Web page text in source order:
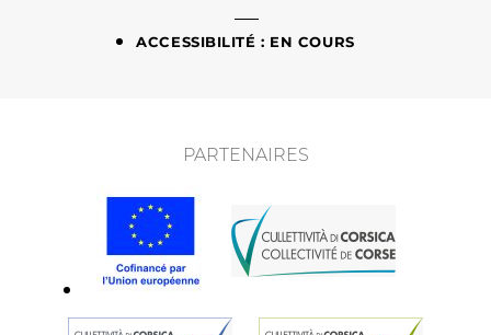
ACCESSIBILITÉ : EN COURS
PARTENAIRES